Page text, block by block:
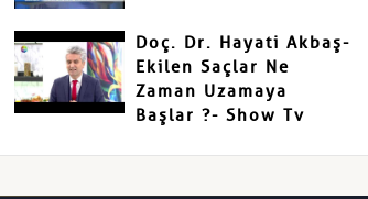
Doç. Dr. Hayati Akbaş-
Ekilen Saçlar Ne
Zaman Uzamaya
Başlar ?- Show Tv